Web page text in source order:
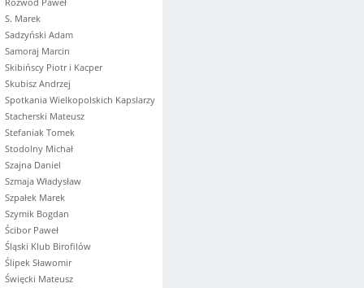
S. Marek
Sadzyński Adam
Samoraj Marcin
Skibińscy Piotr i Kacper
Skubisz Andrzej
Spotkania Wielkopolskich Kapslarzy
Stacherski Mateusz
Stefaniak Tomek
Stodolny Michał
Szajna Daniel
Szmaja Władysław
Szpałek Marek
Szymik Bogdan
Ścibor Paweł
Śląski Klub Birofilów
Ślipek Sławomir
Święcki Mateusz